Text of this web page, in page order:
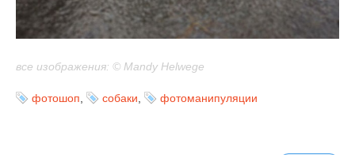
все изображения: © Mandy Helwege
фотошоп, собаки, фотоманипуляции